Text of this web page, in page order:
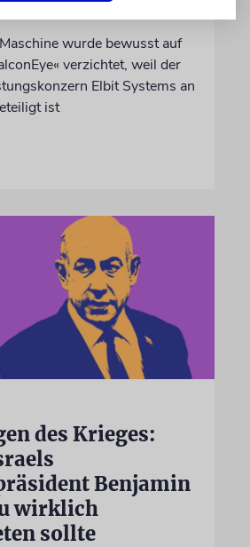
wurde bewusst auf
verzichtet, weil der
Elbit Systems an
ist
des Krieges:
Benjamin
wirklich
sollte